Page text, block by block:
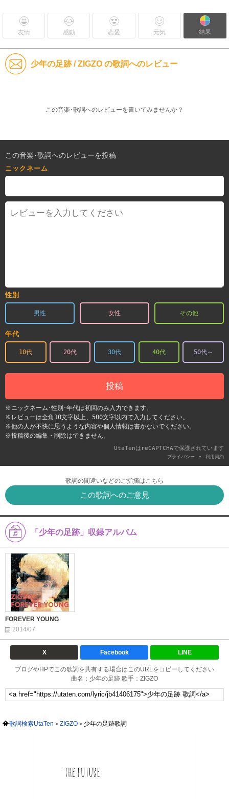
友情 感動 恋愛 元気 結果
少年の足跡 / ZIGZO の歌詞へのレビュー
この音楽･歌詞へのレビューを書いてみませんか？
この音楽･歌詞へのレビューを投稿
ニックネーム
性別
男性 女性 その他
年代
10代 20代 30代 40代 50代～
投稿
※ニックネーム･性別･年代は初回のみ入力できます。
※レビューは全角10文字以上、500文字以内で入力してください。
※他の人が不快に思うような内容や個人情報は書かないでください。
※投稿後の編集・削除はできません。
UtaTenはreCAPTCHAで保護されています
プライバシー - 利用契約
歌詞の間違いなどのご指摘はこちら
この歌詞へのご意見
「少年の足跡」収録アルバム
FOREVER YOUNG
2014/07
X Facebook LINE
ブログやHPでこの歌詞を共有する場合はこのURLをコピーしてください
曲名：少年の足跡 歌手：ZIGZO
歌詞検索UtaTen ZIGZO 少年の足跡歌詞